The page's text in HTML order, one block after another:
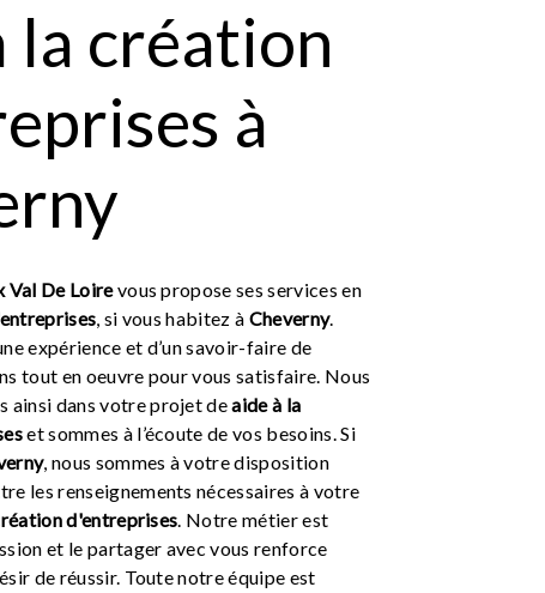
la création
à
Val De Loirevous propose ses services en
, si vous habitez à Cheverny.
expérience et d’un savoir-faire de
tout en oeuvre pour vous satisfaire. Nous
ainsi dans votre projet deaide à la
et sommes à l’écoute de vos besoins. Si
, nous sommes à votre disposition
les renseignements nécessaires à votre
d'entreprises. Notre métier est
et le partager avec vous renforce
de réussir. Toute notre équipe est